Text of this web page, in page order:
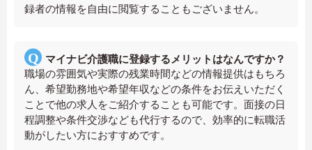
録者の情報を自由に閲覧することもございません。
マイナビ介護職に登録するメリットはなんですか？
職場の雰囲気や実際の残業時間などの情報提供はもちろ
ん、希望勤務地や希望年収などの条件をお伝えいただく
ことで他の求人をご紹介することも可能です。面接の日
程調整や条件交渉なども代行するので、効率的に転職活
動がしたい方におすすめです。